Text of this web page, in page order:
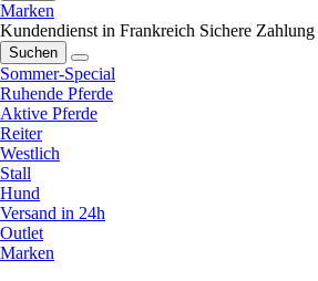
Marken
Kundendienst in Frankreich Sichere Zahlung
Suchen
Sommer-Special
Ruhende Pferde
Aktive Pferde
Reiter
Westlich
Stall
Hund
Versand in 24h
Outlet
Marken